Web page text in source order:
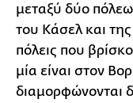
μεταξύ δύο
του Κάσελ και
πόλεις που
μία είναι στον
διαμορφώνονται